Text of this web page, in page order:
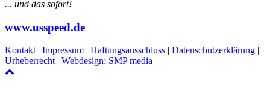
... und das sofort!
www.usspeed.de
Kontakt | Impressum | Haftungsausschluss | Datenschutzerklärung |
Urheberrecht | Webdesign: SMP media